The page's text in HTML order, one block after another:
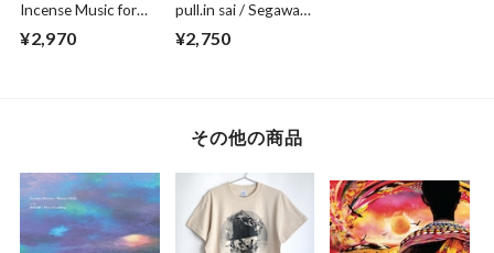
Incense Music for
¥2,970
pull.in sai / Segawa
¥2,750
その他の商品